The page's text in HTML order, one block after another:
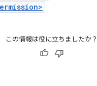
この情報は役に立ちましたか？